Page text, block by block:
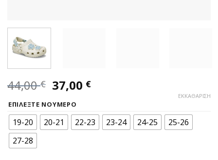
44,00€ Original
price
was:
44,00 €.
37,00 €Η
είναι:
37,00 €.
ΕΠΙΛΈΞΤΕ ΝΟΎΜΕΡΟ
19-20 20-21 22-23 23-24 24-25
25-26
27-28
ΕΚΚΑΘΆΡΙΣΗ